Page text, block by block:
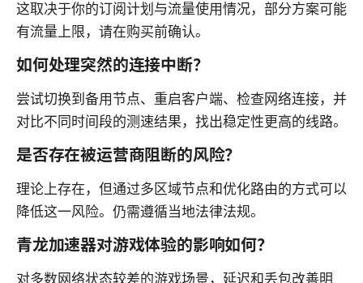
这取决于你的订阅计划与流量使用情况，部分方案可能
有流量上限，请在购买前确认。
如何处理突然的连接中断？
尝试切换到备用节点、重启客户端、检查网络连接，并
对比不同时间段的测速结果，找出稳定性更高的线路。
是否存在被运营商阻断的风险？
理论上存在，但通过多区域节点和优化路由的方式可以
降低这一风险。仍需遵循当地法律法规。
青龙加速器对游戏体验的影响如何？
对多数网络状态较差的游戏场景，延迟和丢包改善明